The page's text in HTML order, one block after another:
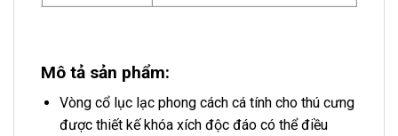
Mô tả sản phẩm:
Vòng cổ lục lạc phong cách cá tính cho thú cưng
được thiết kế khóa xích độc đáo có thể điều